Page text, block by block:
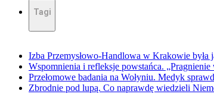
Tagi
Izba Przemysłowo-Handlowa w Krakowie była
Wspomnienia i refleksje powstańca.
Przełomowe badania na Wołyniu. Medyk
Zbrodnie pod lupą. Co naprawdę wiedzieli